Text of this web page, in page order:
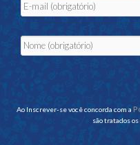
Ao Inscrever-se você concorda com a
são tratados